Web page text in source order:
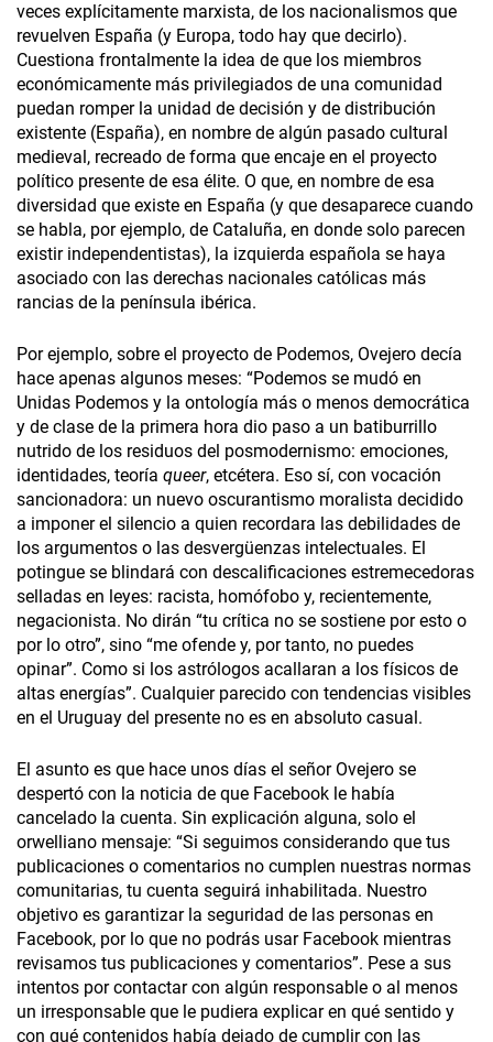
veces explícitamente marxista, de los nacionalismos que
revuelven España (y Europa, todo hay que decirlo).
Cuestiona frontalmente la idea de que los miembros
económicamente más privilegiados de una comunidad
puedan romper la unidad de decisión y de distribución
existente (España), en nombre de algún pasado cultural
medieval, recreado de forma que encaje en el proyecto
político presente de esa élite. O que, en nombre de esa
diversidad que existe en España (y que desaparece cuando
se habla, por ejemplo, de Cataluña, en donde solo parecen
existir independentistas), la izquierda española se haya
asociado con las derechas nacionales católicas más
rancias de la península ibérica.
Por ejemplo, sobre el proyecto de Podemos, Ovejero decía
hace apenas algunos meses: “Podemos se mudó en
Unidas Podemos y la ontología más o menos democrática
y de clase de la primera hora dio paso a un batiburrillo
nutrido de los residuos del posmodernismo: emociones,
identidades, teoría queer, etcétera. Eso sí, con vocación
sancionadora: un nuevo oscurantismo moralista decidido
a imponer el silencio a quien recordara las debilidades de
los argumentos o las desvergüenzas intelectuales. El
potingue se blindará con descalificaciones estremecedoras
selladas en leyes: racista, homófobo y, recientemente,
negacionista. No dirán “tu crítica no se sostiene por esto o
por lo otro”, sino “me ofende y, por tanto, no puedes
opinar”. Como si los astrólogos acallaran a los físicos de
altas energías”. Cualquier parecido con tendencias visibles
en el Uruguay del presente no es en absoluto casual.
El asunto es que hace unos días el señor Ovejero se
despertó con la noticia de que Facebook le había
cancelado la cuenta. Sin explicación alguna, solo el
orwelliano mensaje: “Si seguimos considerando que tus
publicaciones o comentarios no cumplen nuestras normas
comunitarias, tu cuenta seguirá inhabilitada. Nuestro
objetivo es garantizar la seguridad de las personas en
Facebook, por lo que no podrás usar Facebook mientras
revisamos tus publicaciones y comentarios”. Pese a sus
intentos por contactar con algún responsable o al menos
un irresponsable que le pudiera explicar en qué sentido y
con qué contenidos había dejado de cumplir con las